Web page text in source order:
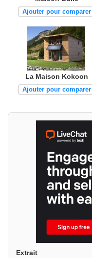
Ajouter pour comparer
La Maison Kokoon
Ajouter pour comparer
Extrait